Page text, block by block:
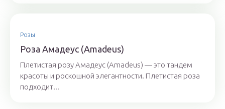
Розы
Роза Амадеус (Amadeus)
Плетистая розу Амадеус (Amadeus) — это тандем
красоты и роскошной элегантности. Плетистая роза
подходит...